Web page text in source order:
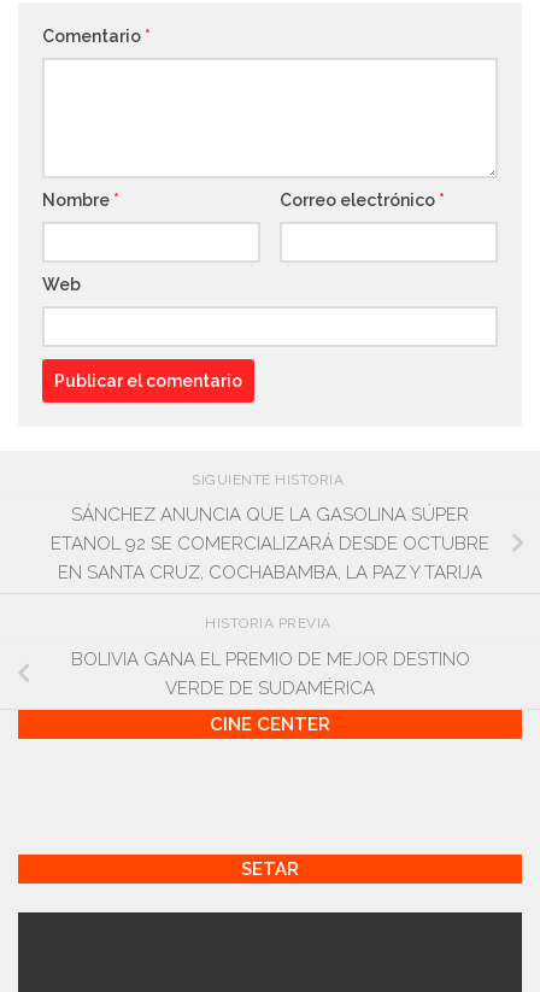
Comentario *
Nombre * Correo electrónico *
Web
SIGUIENTE HISTORIA
SÁNCHEZ ANUNCIA QUE LA GASOLINA SÚPER
ETANOL 92 SE COMERCIALIZARÁ DESDE OCTUBRE
EN SANTA CRUZ, COCHABAMBA, LA PAZ Y TARIJA
HISTORIA PREVIA
BOLIVIA GANA EL PREMIO DE MEJOR DESTINO
VERDE DE SUDAMÉRICA
CINE CENTER
SETAR